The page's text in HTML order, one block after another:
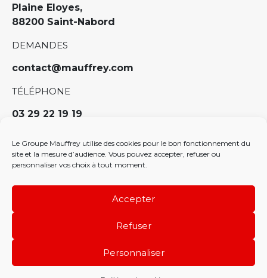
Le Groupe Mauffrey utilise des cookies pour le bon fonctionnement du
site et la mesure d’audience. Vous pouvez accepter, refuser ou
personnaliser vos choix à tout moment.
Accepter
Refuser
Personnaliser
Plaine Eloyes,
88200 Saint-Nabord
DEMANDES
contact@mauffrey.com
TÉLÉPHONE
03 29 22 19 19
Politique de confidentialité
Politique de cookies (EU)